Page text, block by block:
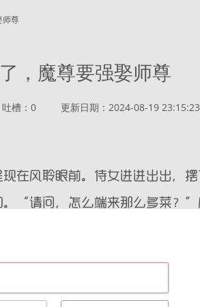
师尊
，魔尊要强娶师尊
吐槽：0 更新日期：2024-08-19 23:15:23